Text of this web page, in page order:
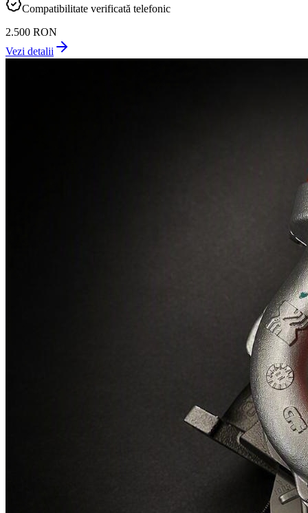
Compatibilitate verificată telefonic
2.500 RON
Vezi detalii